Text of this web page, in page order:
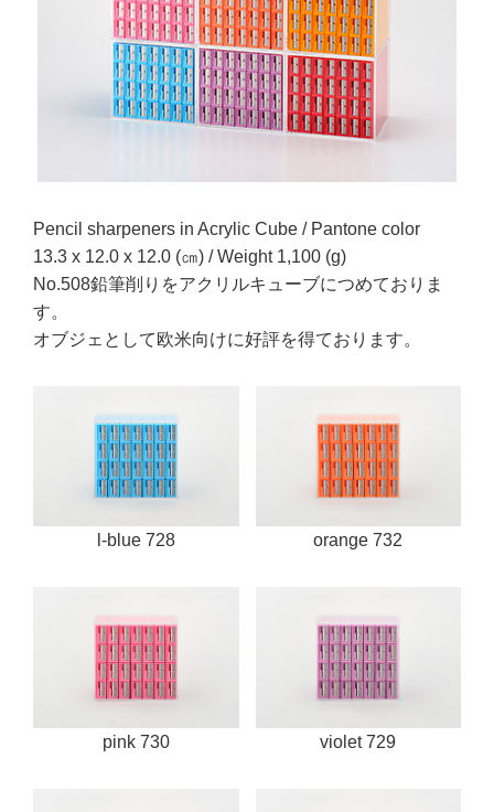
Pencil sharpeners in Acrylic Cube / Pantone color
13.3 x 12.0 x 12.0 (㎝) / Weight 1,100 (g)
No.508鉛筆削りをアクリルキューブにつめておりま
す。
オブジェとして欧米向けに好評を得ております。
l-blue 728 orange 732
pink 730 violet 729